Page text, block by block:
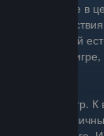
модель. Все в
– в ней
в
defence игр.
сажаете